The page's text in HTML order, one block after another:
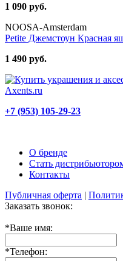
1 090 руб.
NOOSA-Amsterdam
Petite Джемстоун Красная
1 490 руб.
+7 (953) 105-29-23
О бренде
Стать
Контакты
Публичная оферта |
Заказать звонок:
*Ваше имя:
*Телефон: